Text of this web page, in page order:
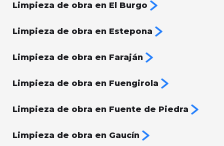
Limpieza de obra en El Burgo
Limpieza de obra en Estepona
Limpieza de obra en Faraján
Limpieza de obra en Fuengirola
Limpieza de obra en Fuente de Piedra
Limpieza de obra en Gaucín